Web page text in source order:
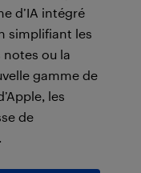
d’IA intégré
simplifiant les
notes ou la
gamme de
les
de